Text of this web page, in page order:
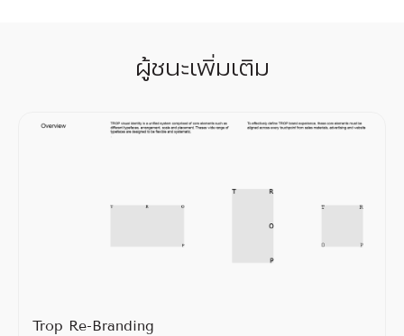
ผู้ชนะเพิ่มเติม
Trop Re-Branding